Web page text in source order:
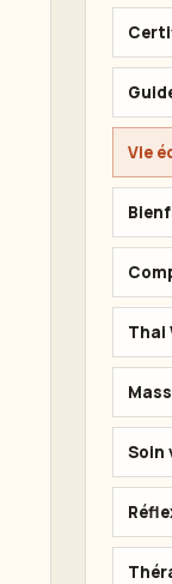
Vie
Thai
Soin